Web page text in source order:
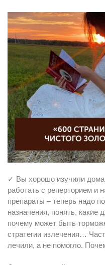
✓ Вы хорошо изучили
работать с реперторием и
препараты – теперь надо
назначения, понять, какие
почему может быть
стратегии излечения…
лечили, а не помогло.